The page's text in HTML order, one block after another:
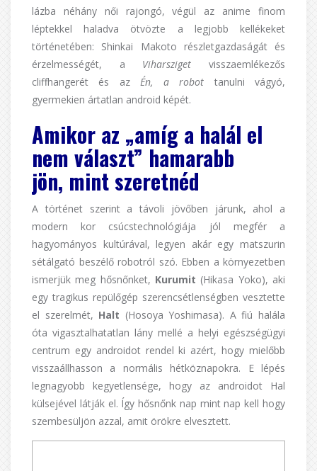
lázba néhány női rajongó, végül az anime finom
léptekkel haladva ötvözte a legjobb kellékeket
történetében: Shinkai Makoto részletgazdaságát és
érzelmességét, a Viharsziget visszaemlékezős
cliffhangerét és azÉn, a robot tanulni vágyó,
gyermekien ártatlan android képét.
Amikor az „amíg a halál el
nem választ” hamarabb
jön, mint szeretnéd
A történet szerint a távoli jövőben járunk, ahol a
modern kor csúcstechnológiája jól megfér a
hagyományos kultúrával, legyen akár egy matszurin
sétálgató beszélő robotról szó. Ebben a környezetben
ismerjük meg hősnőnket, Kurumit (Hikasa Yoko), aki
egy tragikus repülőgép szerencsétlenségben vesztette
el szerelmét, Halt (Hosoya Yoshimasa). A fiú halála
óta vigasztalhatatlan lány mellé a helyi egészségügyi
centrum egy androidot rendel ki azért, hogy mielőbb
visszaállhasson a normális hétköznapokra. E lépés
legnagyobb kegyetlensége, hogy az androidot Hal
külsejével látják el. Így hősnőnk nap mint nap kell hogy
szembesüljön azzal, amit örökre elvesztett.